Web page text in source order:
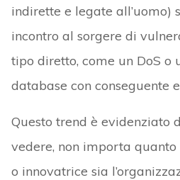
indirette e legate all’uomo)
incontro al sorgere di
tipo diretto, come un DoS o
database con conseguente
Questo trend è evidenziato
vedere, non importa
o innovatrice sia